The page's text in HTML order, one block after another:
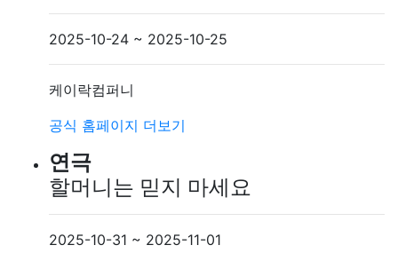
2025-10-24 ~ 2025-10-25
케이락컴퍼니
공식 홈페이지 더보기
연극
할머니는 믿지 마세요
2025-10-31 ~ 2025-11-01